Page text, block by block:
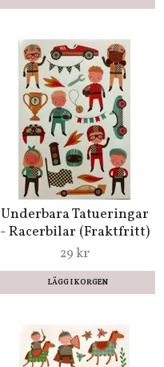
Underbara Tatueringar
- Racerbilar (Fraktfritt)
29 kr